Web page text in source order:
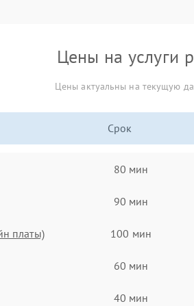
Цены на услуги
Цены актуальны на текущую
Срок
80 мин
90 мин
платы) 100 мин
60 мин
40 мин